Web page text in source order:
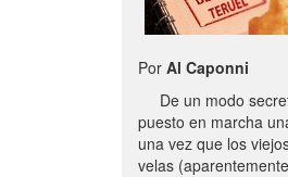
Por Al Caponni
De un modo
puesto en marcha
una vez que los
velas